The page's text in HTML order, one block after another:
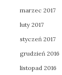
marzec 2017
luty 2017
styczeń 2017
grudzień 2016
listopad 2016